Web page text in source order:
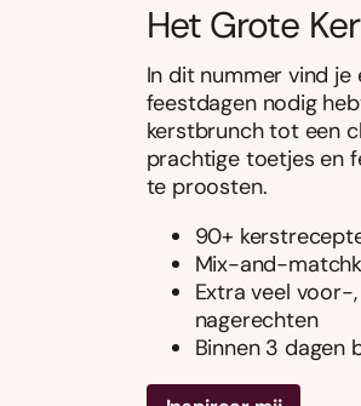
Het Grote
In dit nummer vind
feestdagen nodig
kerstbrunch tot een
prachtige toetjes en
te proosten.
90+
Mix-and-
Extra veel
nagerechten
Binnen 3 dagen